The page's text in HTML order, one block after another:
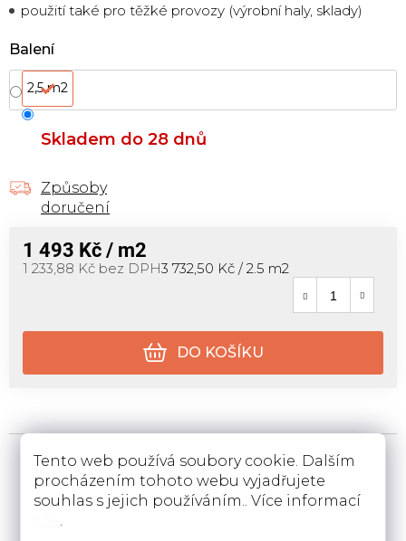
Tento web používá soubory cookie. Dalším
procházením tohoto webu vyjadřujete
souhlas s jejich používáním.. Více informací
použití také pro těžké provozy (výrobní haly, sklady)
Balení
2,5 m2
Skladem do 28 dnů
Způsoby
doručení
1 493 Kč / m2
1 233,88 Kč bez DPHMěrná cena:
3 732,50 Kč / 2.5 m2
DO KOŠÍKU